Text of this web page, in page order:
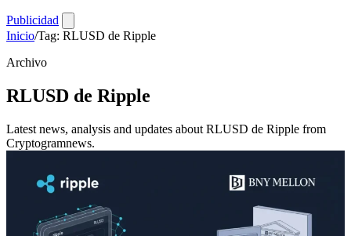
Publicidad
Inicio/Tag: RLUSD de Ripple
Archivo
RLUSD de Ripple
Latest news, analysis and updates about RLUSD de Ripple from
Cryptogramnews.